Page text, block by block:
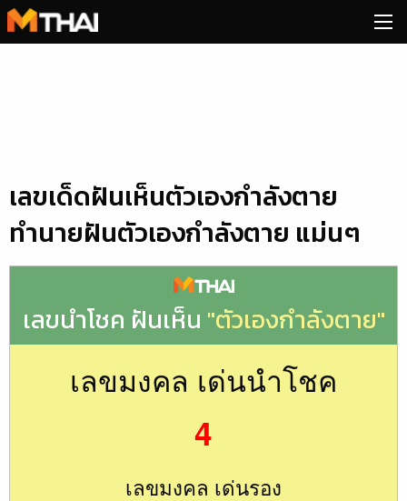
Skip
to
เลขเด็ดฝันเห็นตัวเองกำลังตาย
ทำนายฝันตัวเองกำลังตาย แม่นๆ
เลขนำโชค ฝันเห็น "ตัวเองกำลังตาย"
เลขมงคล เด่นนำโชค
4
เลขมงคล เด่นรอง